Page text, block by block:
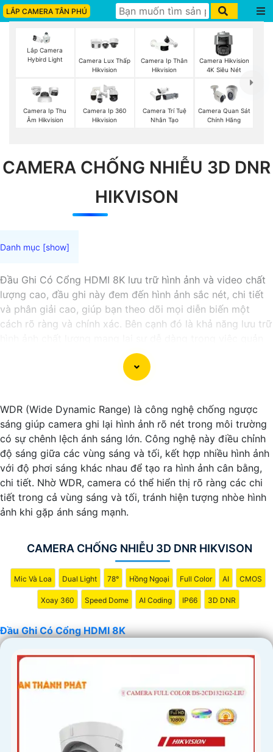
LẮP CAMERA TÂN PHÚ
Lắp Camera
Hybird Light
Camera Lux Thấp
Hikvision
Camera Ip Thân
Hikvision
Camera Hikvision
4K Siêu Nét
Camera Ip Thu
Âm Hikvision
Camera Ip 360
Hikvision
Camera Trí Tuệ
Nhân Tạo
Camera Quan Sát
Chính Hãng
CAMERA CHỐNG NHIỄU 3D DNR
HIKVISON
Đầu Ghi Có Cổng HDMI 8K lưu trữ hình ảnh và video chất
lượng cao, đầu ghi này đem đến hình ảnh sắc nét, chi tiết
và phân giải cao, giúp bạn theo dõi mọi diễn biến một
cách rõ ràng và chính xác. Bên cạnh đó là khả năng lưu trữ
WDR (Wide Dynamic Range) là công nghệ chống ngược
sáng giúp camera ghi lại hình ảnh rõ nét trong môi trường
có sự chênh lệch ánh sáng lớn. Công nghệ này điều chỉnh
độ sáng giữa các vùng sáng và tối, kết hợp nhiều hình ảnh
với độ phơi sáng khác nhau để tạo ra hình ảnh cân bằng,
chi tiết. Nhờ WDR, camera có thể hiển thị rõ ràng các chi
tiết trong cả vùng sáng và tối, tránh hiện tượng nhòe hình
ảnh khi gặp ánh sáng mạnh.
CAMERA CHỐNG NHIỄU 3D DNR HIKVISON
Mic Và Loa Dual Light 78° Hồng Ngoại Full Color AI CMOS
Xoay 360 Speed Dome AI Coding IP66 3D DNR
Đầu Ghi Có Cổng HDMI 8K